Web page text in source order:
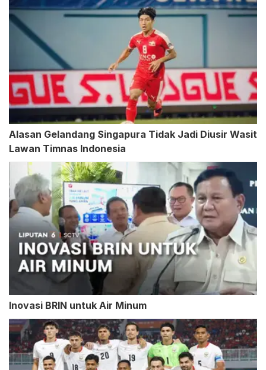
Alasan Gelandang Singapura Tidak Jadi Diusir Wasit
Lawan Timnas Indonesia
Inovasi BRIN untuk Air Minum